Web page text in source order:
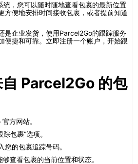
统，您可以随时随地查看包裹的最新位置
方便地安排时间接收包裹，或者提前知道
是企业发货，使用Parcel2Go的跟踪服务
便捷和可靠。立即注册一个账户，开始跟
Parcel2Go 的包
方网站。
包裹”选项。
的包裹追踪号码。
够查看包裹的当前位置和状态。